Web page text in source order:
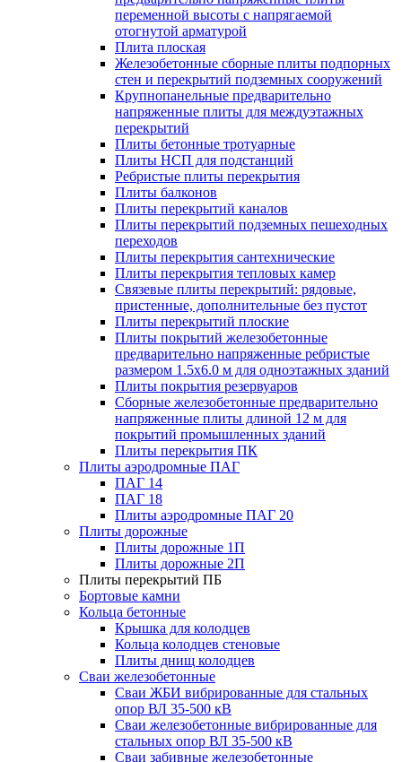
переменной высоты с напрягаемой
отогнутой арматурой
Плита плоская
Железобетонные сборные плиты подпорных
стен и перекрытий подземных сооружений
Крупнопанельные предварительно
напряженные плиты для междуэтажных
перекрытий
Плиты бетонные тротуарные
Плиты НСП для подстанций
Ребристые плиты перекрытия
Плиты балконов
Плиты перекрытий каналов
Плиты перекрытий подземных пешеходных
переходов
Плиты перекрытия сантехнические
Плиты перекрытия тепловых камер
Связевые плиты перекрытий: рядовые,
пристенные, дополнительные без пустот
Плиты перекрытий плоские
Плиты покрытий железобетонные
предварительно напряженные ребристые
размером 1.5х6.0 м для одноэтажных зданий
Плиты покрытия резервуаров
Сборные железобетонные предварительно
напряженные плиты длиной 12 м для
покрытий промышленных зданий
Плиты перекрытия ПК
Плиты аэродромные ПАГ
ПАГ 14
ПАГ 18
Плиты аэродромные ПАГ 20
Плиты дорожные
Плиты дорожные 1П
Плиты дорожные 2П
Плиты перекрытий ПБ
Бортовые камни
Кольца бетонные
Крышка для колодцев
Кольца колодцев стеновые
Плиты днищ колодцев
Сваи железобетонные
Сваи ЖБИ вибрированные для стальных
опор ВЛ 35-500 кВ
Сваи железобетонные вибрированные для
стальных опор ВЛ 35-500 кВ
Сваи забивные железобетонные